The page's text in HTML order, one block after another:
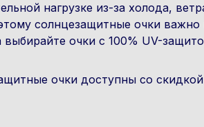
нагрузке из-за холода,
солнцезащитные очки важно
очки с 100% UV-
очки доступны со